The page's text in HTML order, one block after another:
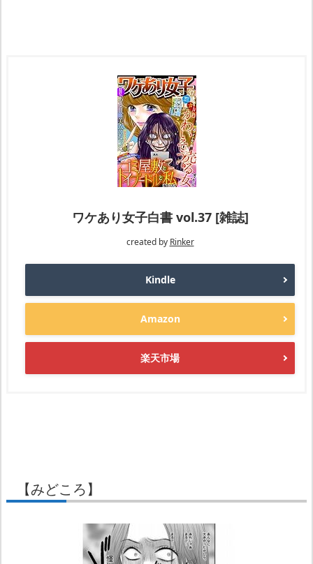
ワケあり女子白書 vol.37 [雑誌]
created by Rinker
Kindle
Amazon
楽天市場
【みどころ】